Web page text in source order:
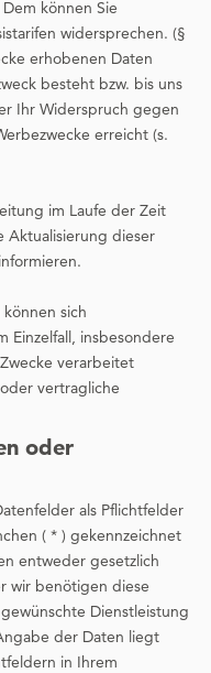
können Sie
widersprechen. (§
erhobenen Daten
besteht bzw. bis uns
Ihr Widerspruch gegen
erreicht (s.
im Laufe der Zeit
Aktualisierung dieser
sich
Einzelfall, insbesondere
verarbeitet
vertragliche
oder
als Pflichtfelder
( * ) gekennzeichnet
entweder gesetzlich
wir benötigen diese
Dienstleistung
der Daten liegt
in Ihrem